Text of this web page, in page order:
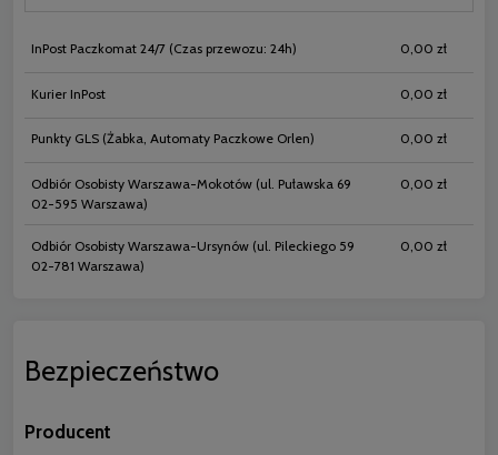
InPost Paczkomat 24/7 (Czas przewozu: 24h) 0,00 zł
Kurier InPost 0,00 zł
Punkty GLS (Żabka, Automaty Paczkowe Orlen) 0,00 zł
Odbiór Osobisty Warszawa-Mokotów (ul. Puławska 69
02-595 Warszawa)
0,00 zł
Odbiór Osobisty Warszawa-Ursynów (ul. Pileckiego 59
02-781 Warszawa)
0,00 zł
Bezpieczeństwo
Producent